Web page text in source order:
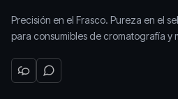
Precisión en el Frasco. Pureza en el
para consumibles de cromatografía y